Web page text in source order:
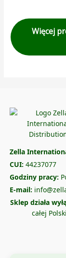
Więcej
Zella
CUI: 44237077
Godziny pracy:
E-mail:
Sklep działa
całej